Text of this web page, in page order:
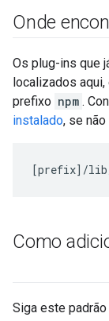
Onde
Os plug-ins que
localizados aqui,
prefixo npm .
instalado, se
[prefix]/lib
Como
Siga este